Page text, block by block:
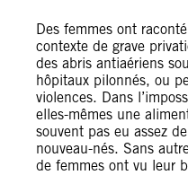
Des femmes ont
contexte de grave
des abris antiaériens
hôpitaux pilonnés, ou
violences. Dans
elles-mêmes une
souvent pas eu assez
nouveau-nés. Sans
de femmes ont vu leur